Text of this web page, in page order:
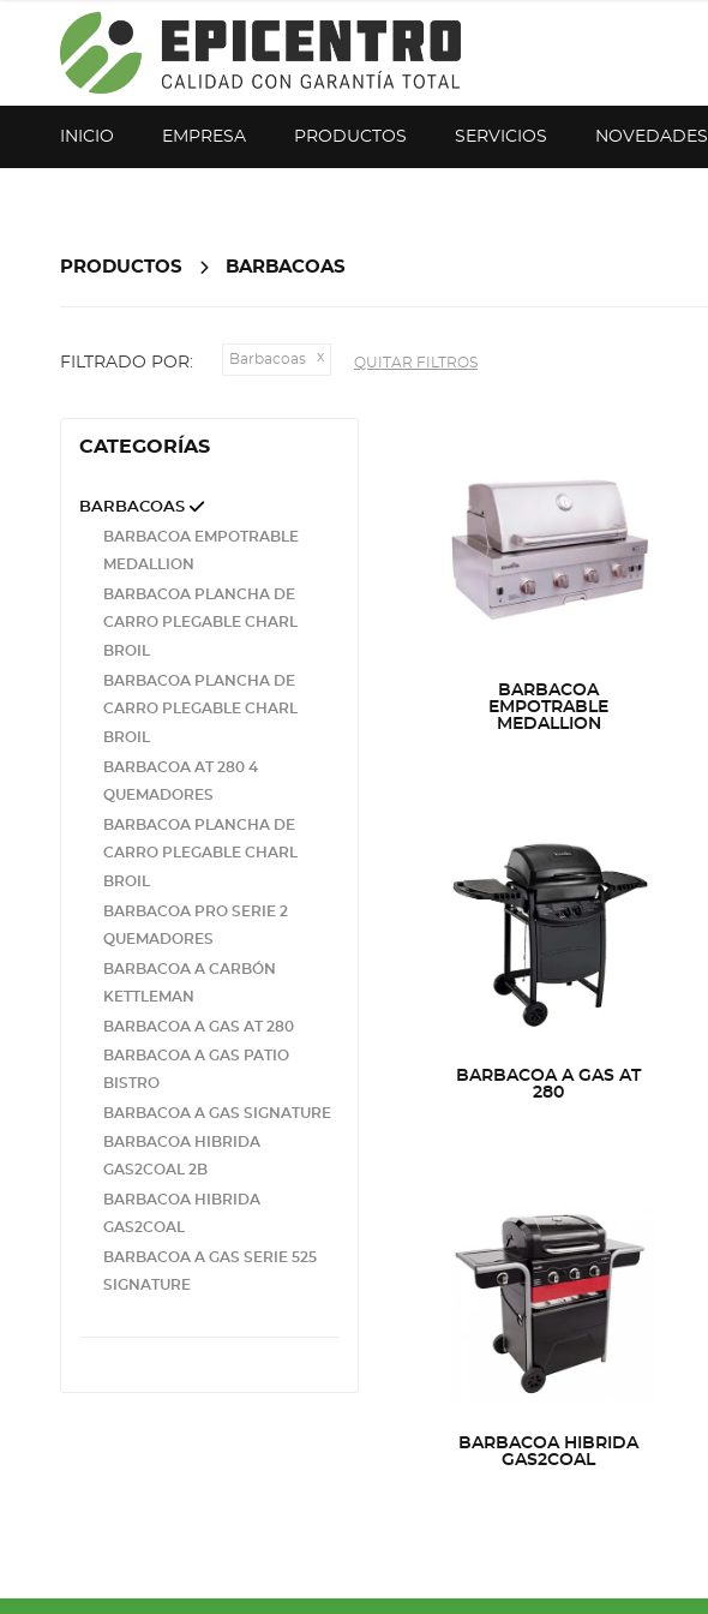
¿Olvidó su contraseña?
INICIO EMPRESA PRODUCTOS SERVICIOS NOVEDADES
PRODUCTOS BARBACOAS
FILTRADO POR: Barbacoas QUITAR FILTROS
CATEGORÍAS
BARBACOAS
BARBACOA EMPOTRABLE
MEDALLION
BARBACOA PLANCHA DE
CARRO PLEGABLE CHARL
BROIL
BARBACOA PLANCHA DE
CARRO PLEGABLE CHARL
BROIL
BARBACOA AT 280 4
QUEMADORES
BARBACOA PLANCHA DE
CARRO PLEGABLE CHARL
BROIL
BARBACOA PRO SERIE 2
QUEMADORES
BARBACOA A CARBÓN
KETTLEMAN
BARBACOA A GAS AT 280
BARBACOA A GAS PATIO
BISTRO
BARBACOA A GAS SIGNATURE
BARBACOA HIBRIDA
GAS2COAL 2B
BARBACOA HIBRIDA
GAS2COAL
BARBACOA A GAS SERIE 525
SIGNATURE
BARBACOA
EMPOTRABLE
MEDALLION
BARBACOA A GAS AT
280
BARBACOA HIBRIDA
GAS2COAL